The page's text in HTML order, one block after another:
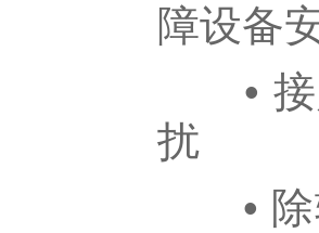
障设备
• 接
扰
• 除